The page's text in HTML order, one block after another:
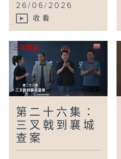
26/06/2026
收看
第二十六集：
三叉戟到襄城
查案